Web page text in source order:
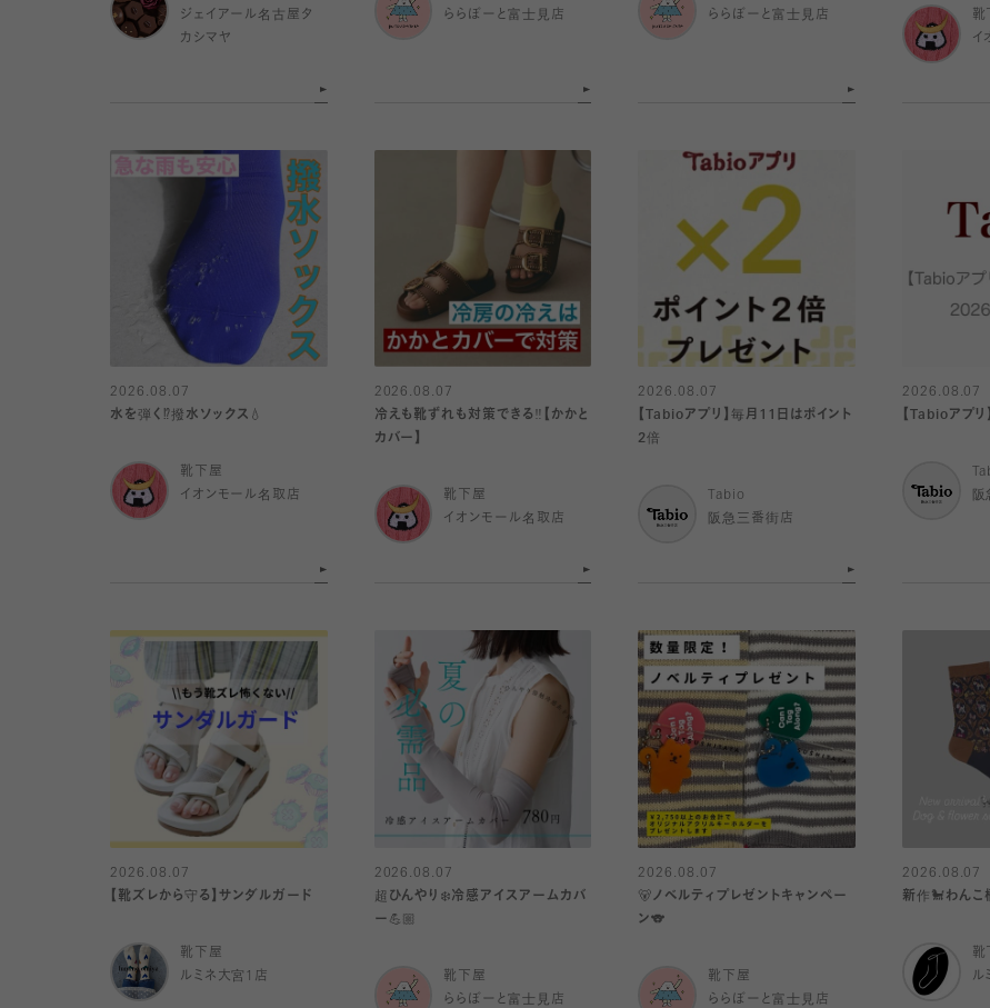
ジェイアール名古屋タ
カシマヤ
ららぽーと富士見店
ららぽーと富士見店
靴
イ
2026.08.07
水を弾く⁉️撥水ソックス💧
靴下屋
イオンモール名取店
2026.08.07
冷えも靴ずれも対策できる‼️【かかと
カバー】
靴下屋
イオンモール名取店
2026.08.07
【Tabioアプリ】毎月11日はポイント
2倍
Tabio
阪急三番街店
2026.08.07
【Tabioアプリ
阪
2026.08.07
【靴ズレから守る】サンダルガード
靴下屋
ルミネ大宮1店
2026.08.07
超ひんやり❄️冷感アイスアームカバ
ー💪🏼
靴下屋
ららぽーと富士見店
2026.08.07
🐻ノベルティプレゼントキャンペー
ン🐨
靴下屋
ららぽーと富士見店
2026.08.07
新作🐩わんこ
靴
ル